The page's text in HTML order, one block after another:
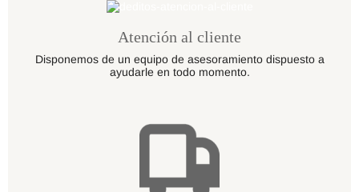
Atención al cliente
Disponemos de un equipo de asesoramiento dispuesto a
ayudarle en todo momento.